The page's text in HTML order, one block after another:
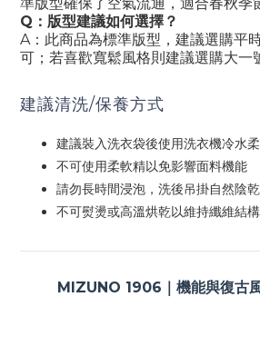
Q：版型建議如何選擇？
A：此商品為標準版型，建議選購平
可；若喜歡寬鬆風格則建議選購大一
建議清洗/保養方式
建議裝入洗衣袋後使用洗衣機冷水
不可使用柔軟精以免影響面料機能
請勿長時間浸泡，洗後吊掛自然陰乾
不可熨燙或高溫烘乾以維持纖維結構
MIZUNO 1906｜機能與復古